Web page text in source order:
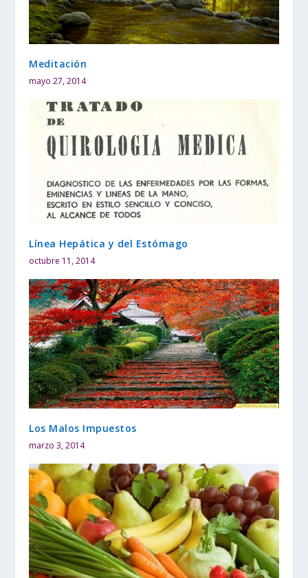
Meditación
mayo 27, 2014
Línea Hepática y del Estómago
octubre 11, 2014
Los Malos Impuestos
marzo 3, 2014